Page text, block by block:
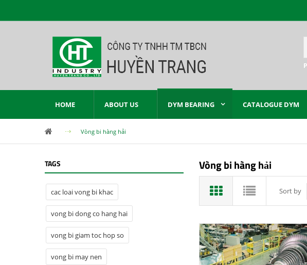
HOME ABOUT US DYM BEARING CATALOGUE DYM
Vòng bi hàng hải
TAGS
cac loai vong bi khac
vong bi dong co hang hai
vong bi giam toc hop so
vong bi may nen
Vòng bi hàng hải
Sort by